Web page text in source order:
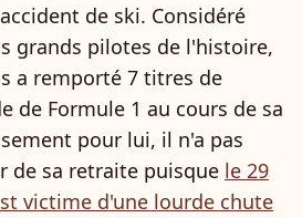
de ski. Considéré
grands pilotes de l'histoire,
a remporté 7 titres de
de Formule 1 au cours de sa
pour lui, il n'a pas
de sa retraite puisque le 29
victime d'une lourde chute